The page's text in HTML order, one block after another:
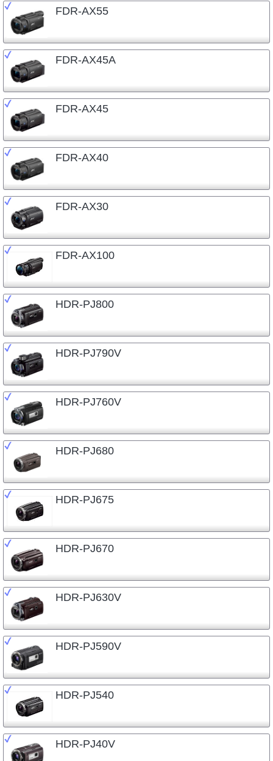
FDR-AX55
FDR-AX45A
FDR-AX45
FDR-AX40
FDR-AX30
FDR-AX100
HDR-PJ800
HDR-PJ790V
HDR-PJ760V
HDR-PJ680
HDR-PJ675
HDR-PJ670
HDR-PJ630V
HDR-PJ590V
HDR-PJ540
HDR-PJ40V